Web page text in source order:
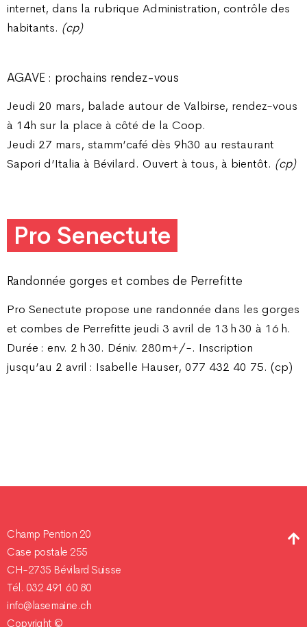
internet, dans la rubrique Administration, contrôle des
habitants. (cp)
AGAVE : prochains rendez-vous
Jeudi 20 mars, balade autour de Valbirse, rendez-vous
à 14h sur la place à côté de la Coop.
Jeudi 27 mars, stamm’café dès 9h30 au restaurant
Sapori d’Italia à Bévilard. Ouvert à tous, à bientôt. (cp)
Pro Senectute
Randonnée gorges et combes de Perrefitte
Pro Senectute propose une randonnée dans les gorges
et combes de Perrefitte jeudi 3 avril de 13 h 30 à 16 h.
Durée : env. 2 h 30. Déniv. 280m+/-. Inscription
jusqu’au 2 avril : Isabelle Hauser, 077 432 40 75. (cp)
Champ Pention 20
Case postale 255
CH-2735 Bévilard Suisse
Tél. 032 491 60 80
info@lasemaine.ch
Copyright ©